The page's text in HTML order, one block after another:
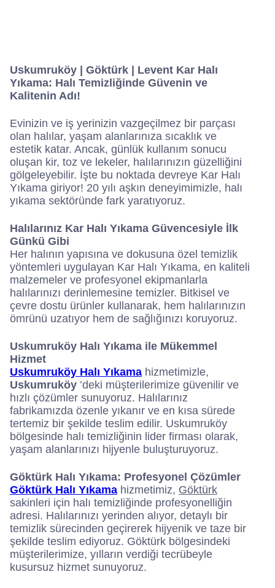
Uskumruköy | Göktürk | Levent Kar Halı
Yıkama: Halı Temizliğinde Güvenin ve
Kalitenin Adı!
Evinizin ve iş yerinizin vazgeçilmez bir parçası
olan halılar, yaşam alanlarınıza sıcaklık ve
estetik katar. Ancak, günlük kullanım sonucu
oluşan kir, toz ve lekeler, halılarınızın güzelliğini
gölgeleyebilir. İşte bu noktada devreye Kar Halı
Yıkama giriyor! 20 yılı aşkın deneyimimizle, halı
yıkama sektöründe fark yaratıyoruz.
Halılarınız Kar Halı Yıkama Güvencesiyle İlk
Günkü Gibi
Her halının yapısına ve dokusuna özel temizlik
yöntemleri uygulayan Kar Halı Yıkama, en kaliteli
malzemeler ve profesyonel ekipmanlarla
halılarınızı derinlemesine temizler. Bitkisel ve
çevre dostu ürünler kullanarak, hem halılarınızın
ömrünü uzatıyor hem de sağlığınızı koruyoruz.
Uskumruköy Halı Yıkama ile Mükemmel
Hizmet
Uskumruköy Halı Yıkama hizmetimizle,
Uskumruköy ’deki müşterilerimize güvenilir ve
hızlı çözümler sunuyoruz. Halılarınız
fabrikamızda özenle yıkanır ve en kısa sürede
tertemiz bir şekilde teslim edilir. Uskumruköy
bölgesinde halı temizliğinin lider firması olarak,
yaşam alanlarınızı hijyenle buluşturuyoruz.
Göktürk Halı Yıkama: Profesyonel Çözümler
Göktürk Halı Yıkama hizmetimiz, Göktürk
sakinleri için halı temizliğinde profesyonelliğin
adresi. Halılarınızı yerinden alıyor, detaylı bir
temizlik sürecinden geçirerek hijyenik ve taze bir
şekilde teslim ediyoruz. Göktürk bölgesindeki
müşterilerimize, yılların verdiği tecrübeyle
kusursuz hizmet sunuyoruz.